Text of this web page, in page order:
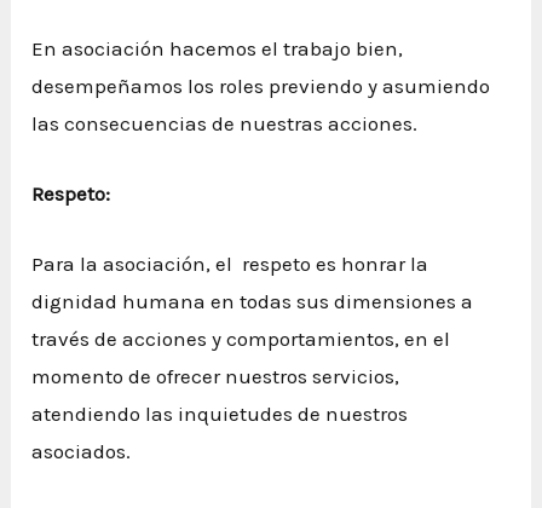
En asociación hacemos el trabajo bien,
desempeñamos los roles previendo y asumiendo
las consecuencias de nuestras acciones.
Respeto:
Para la asociación, el respeto es honrar la
dignidad humana en todas sus dimensiones a
través de acciones y comportamientos, en el
momento de ofrecer nuestros servicios,
atendiendo las inquietudes de nuestros
asociados.